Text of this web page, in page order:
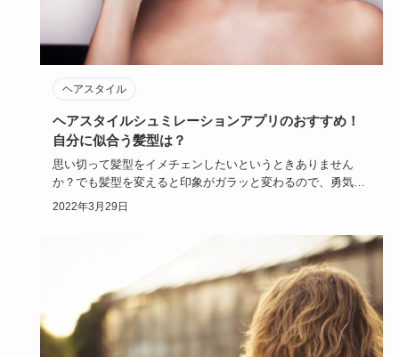
ヘアスタイル
ヘアスタイルシュミレーションアプリのおすすめ！
自分に似合う髪型は？
思い切って髪型をイメチェンしたいというときありません
か？でも髪型を変えると印象がガラッと変わるので、勇気が
いりますよね。そ…
2022年3月29日